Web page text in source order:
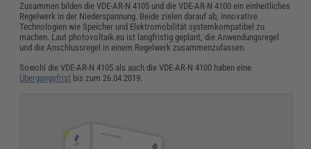
Zusammen bilden die VDE-AR-N 4105 und die VDE-AR-N 4100 ein einheitliches
Regelwerk in der Niederspannung. Beide zielen darauf ab, innovative
Technologien wie Speicher und Elektromobilität systemkompatibel zu
machen. Laut photovoltaik.eu ist langfristig geplant, die Anwendungsregel
und die Anschlussregel in einem Regelwerk zusammenzufassen.
Sowohl die VDE-AR-N 4105 als auch die VDE-AR-N 4100 haben eine
Übergangsfrist bis zum 26.04.2019.